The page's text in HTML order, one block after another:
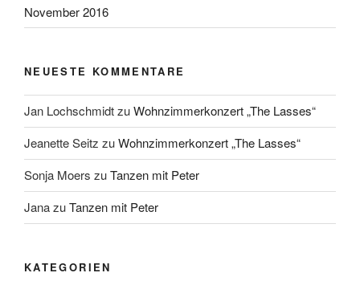
November 2016
NEUESTE KOMMENTARE
Jan LochschmidtzuWohnzimmerkonzert „The Lasses“
Jeanette Seitz zuWohnzimmerkonzert „The Lasses“
Sonja Moers zuTanzen mit Peter
JanazuTanzen mit Peter
KATEGORIEN